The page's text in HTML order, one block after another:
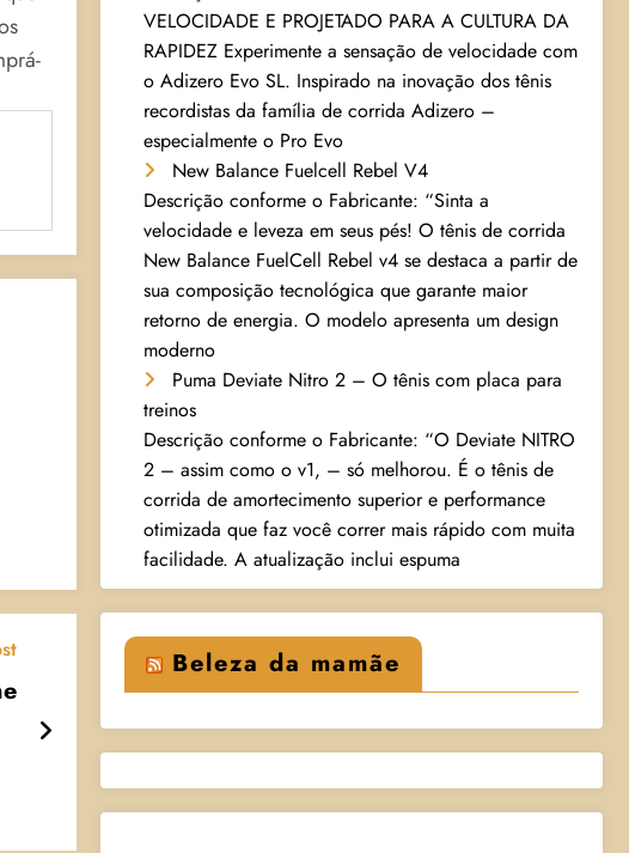
VELOCIDADE E PROJETADO PARA A CULTURA DA
RAPIDEZ Experimente a sensação de velocidade com
o Adizero Evo SL. Inspirado na inovação dos tênis
recordistas da família de corrida Adizero –
especialmente o Pro Evo
New Balance Fuelcell Rebel V4
Descrição conforme o Fabricante: “Sinta a
velocidade e leveza em seus pés! O tênis de corrida
New Balance FuelCell Rebel v4 se destaca a partir de
sua composição tecnológica que garante maior
retorno de energia. O modelo apresenta um design
moderno
Puma Deviate Nitro 2 – O tênis com placa para
treinos
Descrição conforme o Fabricante: “O Deviate NITRO
2 – assim como o v1, – só melhorou. É o tênis de
corrida de amortecimento superior e performance
otimizada que faz você correr mais rápido com muita
facilidade. A atualização inclui espuma
Beleza da mamãe